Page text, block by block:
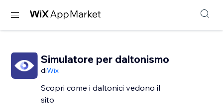
Simulatore per daltonismo
diWix
Scopri come i daltonici vedono il
sito